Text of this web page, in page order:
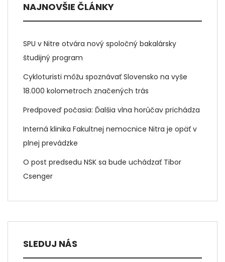
NAJNOVŠIE ČLÁNKY
SPU v Nitre otvára nový spoločný bakalársky
študijný program
Cykloturisti môžu spoznávať Slovensko na vyše
18.000 kolometroch značených trás
Predpoveď počasia: Ďalšia vlna horúčav prichádza
Interná klinika Fakultnej nemocnice Nitra je opäť v
plnej prevádzke
O post predsedu NSK sa bude uchádzať Tibor
Csenger
SLEDUJ NÁS